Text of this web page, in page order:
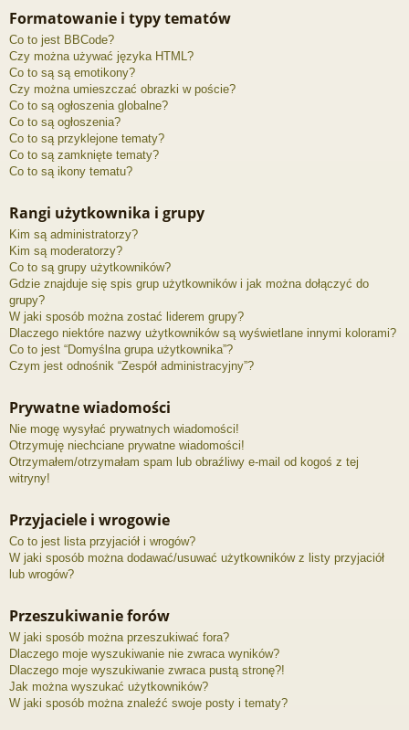
Formatowanie i typy tematów
Co to jest BBCode?
Czy można używać języka HTML?
Co to są są emotikony?
Czy można umieszczać obrazki w poście?
Co to są ogłoszenia globalne?
Co to są ogłoszenia?
Co to są przyklejone tematy?
Co to są zamknięte tematy?
Co to są ikony tematu?
Rangi użytkownika i grupy
Kim są administratorzy?
Kim są moderatorzy?
Co to są grupy użytkowników?
Gdzie znajduje się spis grup użytkowników i jak można dołączyć do
grupy?
W jaki sposób można zostać liderem grupy?
Dlaczego niektóre nazwy użytkowników są wyświetlane innymi kolorami?
Co to jest “Domyślna grupa użytkownika”?
Czym jest odnośnik “Zespół administracyjny”?
Prywatne wiadomości
Nie mogę wysyłać prywatnych wiadomości!
Otrzymuję niechciane prywatne wiadomości!
Otrzymałem/otrzymałam spam lub obraźliwy e-mail od kogoś z tej
witryny!
Przyjaciele i wrogowie
Co to jest lista przyjaciół i wrogów?
W jaki sposób można dodawać/usuwać użytkowników z listy przyjaciół
lub wrogów?
Przeszukiwanie forów
W jaki sposób można przeszukiwać fora?
Dlaczego moje wyszukiwanie nie zwraca wyników?
Dlaczego moje wyszukiwanie zwraca pustą stronę?!
Jak można wyszukać użytkowników?
W jaki sposób można znaleźć swoje posty i tematy?